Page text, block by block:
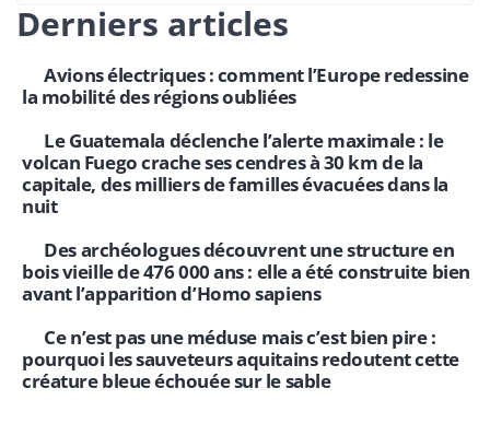
Derniers articles
Avions électriques : comment l’Europe redessine
la mobilité des régions oubliées
Le Guatemala déclenche l’alerte maximale : le
volcan Fuego crache ses cendres à 30 km de la
capitale, des milliers de familles évacuées dans la
nuit
Des archéologues découvrent une structure en
bois vieille de 476 000 ans : elle a été construite bien
avant l’apparition d’Homo sapiens
Ce n’est pas une méduse mais c’est bien pire :
pourquoi les sauveteurs aquitains redoutent cette
créature bleue échouée sur le sable